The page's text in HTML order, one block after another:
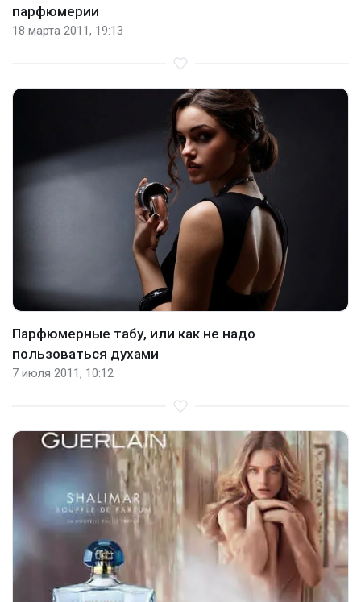
парфюмерии
18 марта 2011, 19:13
Парфюмерные табу, или как не надо
пользоваться духами
7 июля 2011, 10:12